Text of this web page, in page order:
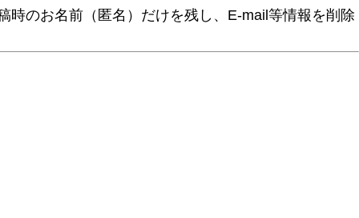
時のお名前（匿名）だけを残し、E-mail等情報を削除